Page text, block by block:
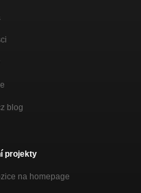
blog
projekty
na homepage